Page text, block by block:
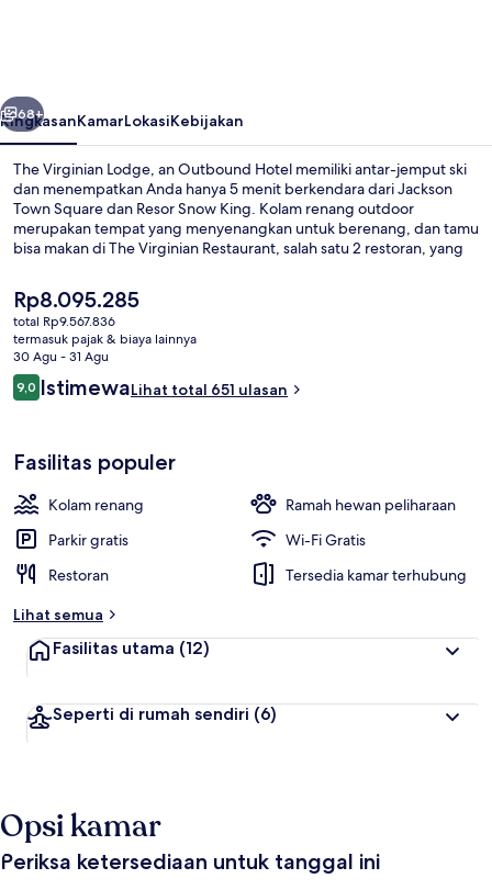
Hotel
Berikutnya
68+
RingkasanKamarLokasiKebijakan
The Virginian Lodge, an Outbound Hotel memiliki antar-jemput ski
dan menempatkan Anda hanya 5 menit berkendara dari Jackson
Town Square dan Resor Snow King. Kolam renang outdoor
merupakan tempat yang menyenangkan untuk berenang, dan tamu
bisa makan di The Virginian Restaurant, salah satu 2 restoran, yang
siang. Keunggulan lainnya meliputi 2 hot tub, bar/lounge, dan teras.
Tiket ski, penyimpanan alat ski, dan rental peralatan ski ski juga
tersedia. Kolam renang dan staf mendapatkan nilai yang bagus dari
para traveler.
Harga
saat
ini
Rp8.095.285
Rp8.095.285
total Rp9.567.836
termasuk pajak & biaya lainnya
30 Agu - 31 Agu
Ulasan
9,09,0 dari 10
IstimewaLihat total 651 ulasan
Fasilitas populer
Kolam renang
Ramah hewan peliharaan
Parkir gratis
Wi-Fi Gratis
Restoran
Tersedia kamar terhubung
Lihat semua
Fasilitas utama (12)
Seperti di rumah sendiri (6)
Opsi kamar
Periksa ketersediaan untuk tanggal ini